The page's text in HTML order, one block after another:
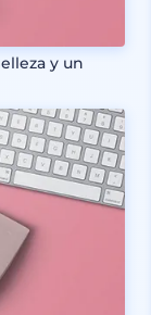
y un